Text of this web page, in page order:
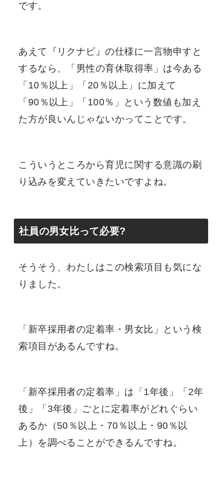
です。
あえて『リクナビ』の仕様に一言物申すと
するなら、「男性の育休取得率」は今ある
「10％以上」「20％以上」に加えて
「90％以上」「100％」という数値も加え
た方が良いんじゃないかってことです。
こういうところから育児に関する意識の刷
り込みを変えていきたいですよね。
社員の男女比って必要?
そうそう、わたしはこの検索項目も気にな
りました。
「新卒採用者の定着率・男女比」という検
索項目があるんですね。
「新卒採用者の定着率」は「1年後」「2年
後」「3年後」ごとに定着率がどれぐらい
あるか（50％以上・70％以上・90％以
上）を調べることができるんですね。